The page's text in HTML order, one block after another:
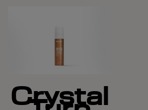
Crystal